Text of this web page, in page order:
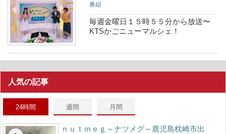
番組
毎週金曜日１５時５５分から放送〜
KTSかごニューマルシェ！
人気の記事
24時間 週間 月間
ｎｕｔｍｅｇ～ナツメグ～鹿児島枕崎市出